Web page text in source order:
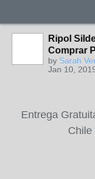
Ripol
Comprar
by Sarah
Jan 10,
Entrega
Chile